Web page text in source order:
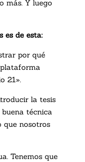
más. Y luego
es de esta:
por qué
21».
la tesis
buena técnica
que nosotros
Tenemos que